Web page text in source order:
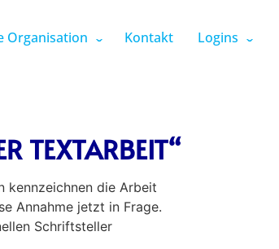
Organisation Kontakt Logins
TEXTARBEIT“
kennzeichnen die Arbeit
Annahme jetzt in Frage.
Schriftsteller